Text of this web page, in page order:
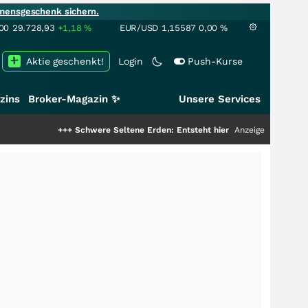
sichern.
29.728,93 +1,18% EUR/USD 1,15587 0,00 %
Login Push-Kurse
Aktie geschenkt!
Broker-Magazin ✨ Unsere Services
Schwere Seltene Erden: Entsteht hier die nächste Milliardenstory?
Anzeige